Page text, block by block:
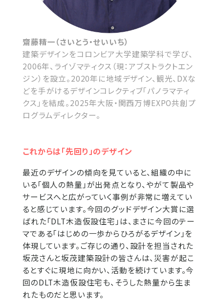
齋藤精一（さいとう・せいいち）
建築デザインをコロンビア大学建築学科で学び、
2006年、ライゾマティクス（現：アブストラクトエン
ジン）を設立。2020年に地域デザイン、観光、DXな
どを手がけるデザインコレクティブ「パノラマティ
クス」を結成。2025年大阪・関西万博EXPO共創プ
ログラムディレクター。
これからは「先回り」のデザイン
最近のデザインの傾向を見ていると、組織の中に
いる「個人の熱量」が出発点となり、やがて製品や
サービスへと広がっていく事例が非常に増えてい
ると感じています。今回のグッドデザイン大賞に選
ばれた「DLT木造仮設住宅」は、まさに今回のテー
マである「はじめの一歩からひろがるデザイン」を
体現しています。ご存じの通り、設計を担当された
坂茂さんと坂茂建築設計の皆さんは、災害が起こ
るとすぐに現地に向かい、活動を続けています。今
回のDLT木造仮設住宅も、そうした熱量から生ま
れたものだと思います。